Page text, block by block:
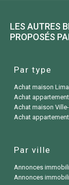
LES AUTRES
PROPOSÉS
Par type
Achat maison
Achat
Achat maison
Achat
Par ville
Annonces
Annonces